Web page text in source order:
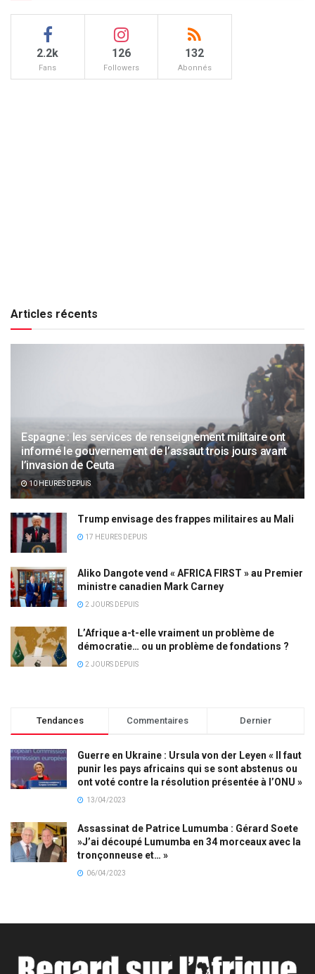
2.2k
Fans
126
Followers
132
Abonnés
Articles récents
Espagne : les services de renseignement militaire ont
informé le gouvernement de l’assaut trois jours avant
l’invasion de Ceuta
10 HEURES DEPUIS
Trump envisage des frappes militaires au Mali
17 HEURES DEPUIS
Aliko Dangote vend « AFRICA FIRST » au Premier
ministre canadien Mark Carney
2 JOURS DEPUIS
L’Afrique a-t-elle vraiment un problème de
démocratie… ou un problème de fondations ?
2 JOURS DEPUIS
Tendances Commentaires Dernier
Guerre en Ukraine : Ursula von der Leyen « Il faut
punir les pays africains qui se sont abstenus ou
ont voté contre la résolution présentée à l’ONU »
13/04/2023
Assassinat de Patrice Lumumba : Gérard Soete
»J’ai découpé Lumumba en 34 morceaux avec la
tronçonneuse et… »
06/04/2023